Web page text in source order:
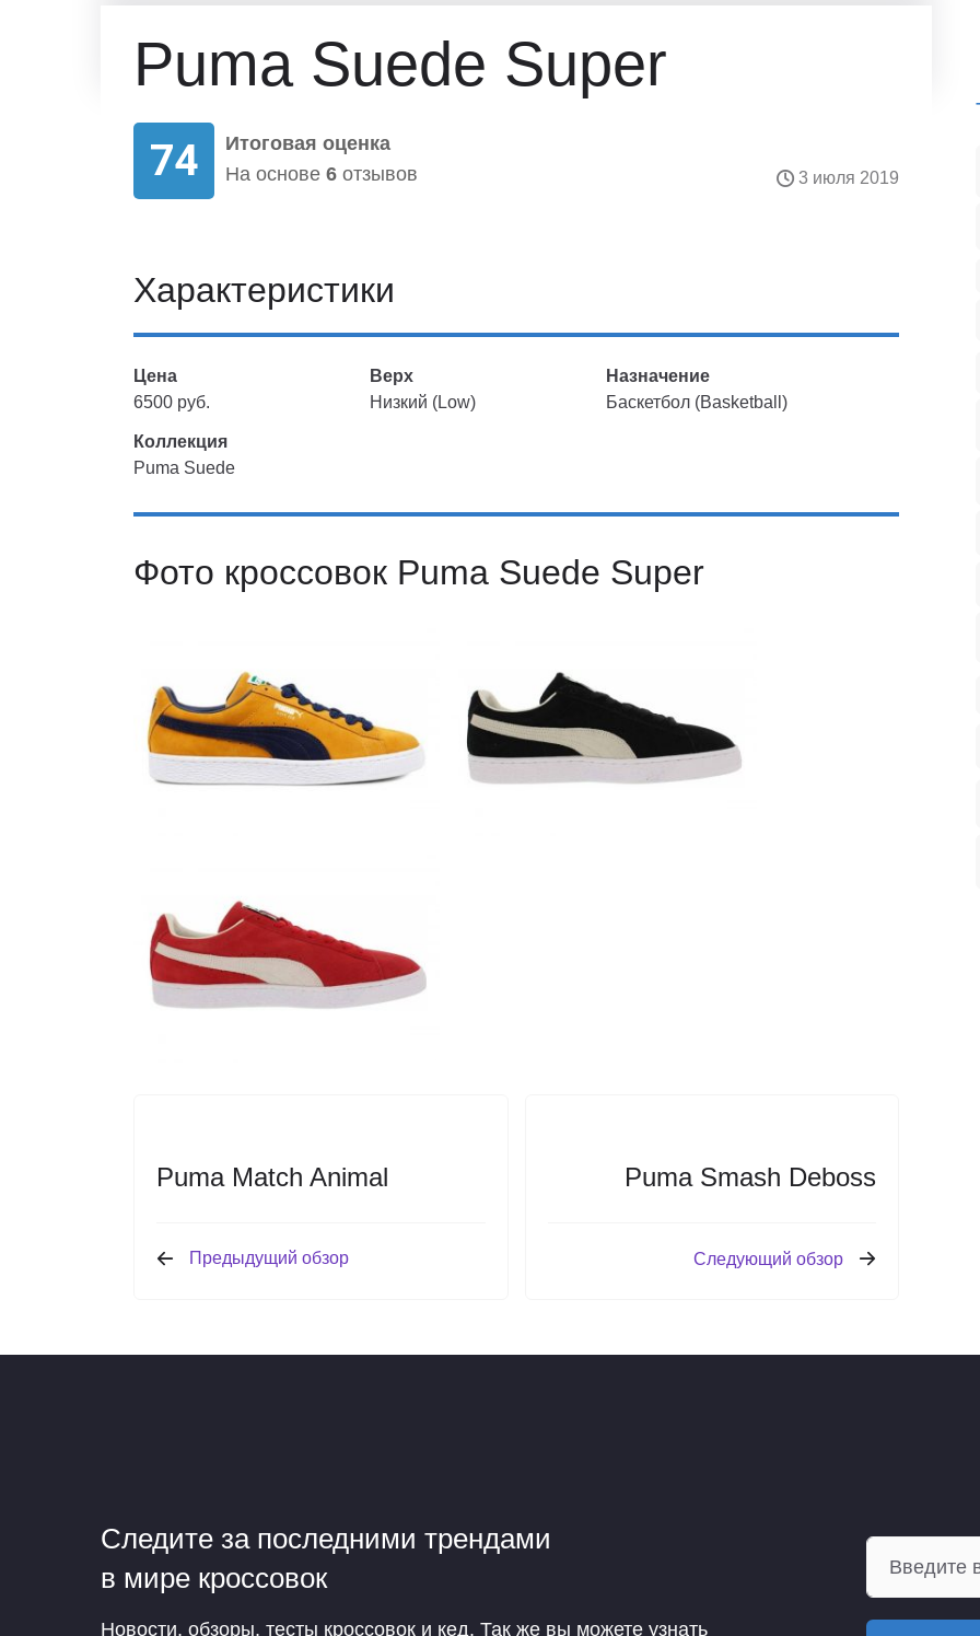
Puma Suede Super
74
Итоговая оценка
На основе 6 отзывов 3 июля 2019
Характеристики
Цена
6500 руб.
Верх
Низкий (Low)
Назначение
Баскетбол (Basketball)
Коллекция
Puma Suede
Фото кроссовок Puma Suede Super
Puma Match Animal
Предыдущий обзор
Puma Smash Deboss
Следующий обзор
Следите за последними трендами
в мире кроссовок
Новости, обзоры, тесты кроссовок и кед. Так же вы можете узнать